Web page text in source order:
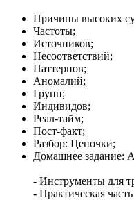
Причины высоких
Частоты;
Источников;
Несоответствий;
Паттернов;
Аномалий;
Групп;
Индивидов;
Реал-тайм;
Пост-факт;
Разбор: Цепочки;
Домашнее задание:
- Инструменты для
- Практическая